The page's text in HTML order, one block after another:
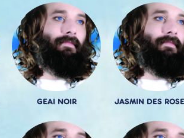
GEAI NOIR JASMIN DES